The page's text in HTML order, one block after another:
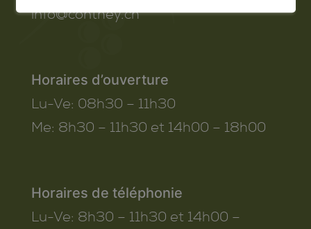
info@conthey.ch
Horaires d’ouverture
Lu-Ve: 08h30 – 11h30
Me: 8h30 – 11h30 et 14h00 – 18h00
Horaires de téléphonie
Lu-Ve: 8h30 – 11h30 et 14h00 –